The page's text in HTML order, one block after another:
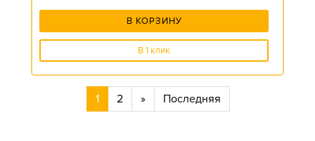
В КОРЗИНУ
В 1 клик
1 2 » Последняя